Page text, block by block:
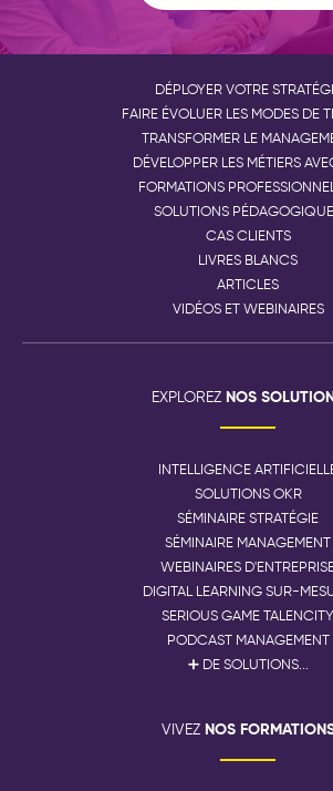
DÉPLOYER VOTRE
FAIRE ÉVOLUER LES MODES DE
TRANSFORMER LE
DÉVELOPPER LES MÉTIERS
FORMATIONS
SOLUTIONS
CAS CLIENTS
LIVRES BLANCS
ARTICLES
VIDÉOS ET WEBINAIRES
EXPLOREZ NOS
INTELLIGENCE
SOLUTIONS OKR
SÉMINAIRE STRATÉGIE
SÉMINAIRE MANAGEMENT
WEBINAIRES
DIGITAL LEARNING SUR-
SERIOUS GAME TALENCITY
PODCAST MANAGEMENT
➕ DE SOLUTIONS...
VIVEZ NOS